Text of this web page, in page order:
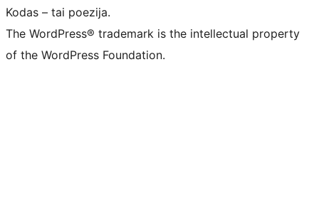
Kodas – tai poezija.
The WordPress® trademark is the intellectual property
of the WordPress Foundation.